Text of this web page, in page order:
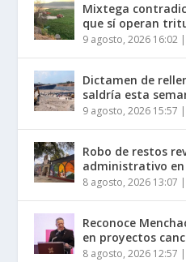
Mixtega
que sí operan
9 agosto, 2026 16:02 |
Dictamen de
saldría esta
9 agosto, 2026 15:57 |
Robo de restos
administrativo
8 agosto, 2026 13:07 |
Reconoce
en proyectos
8 agosto, 2026 12:57 |